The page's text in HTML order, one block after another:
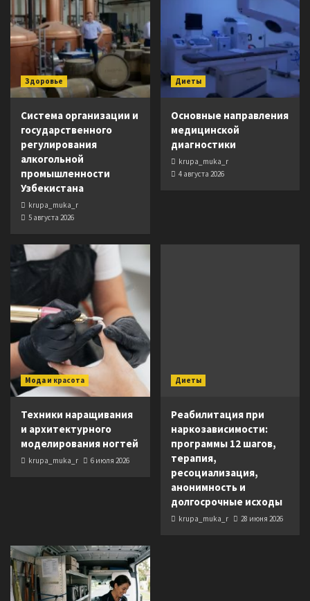
Здоровье
Система организации и
государственного
регулирования
алкогольной
промышленности
Узбекистана
krupa_muka_r
5 августа 2026
Диеты
Основные направления
медицинской
диагностики
krupa_muka_r
4 августа 2026
Мода и красота
Техники наращивания
и архитектурного
моделирования ногтей
krupa_muka_r 6 июля 2026
Диеты
Реабилитация при
наркозависимости:
программы 12 шагов,
терапия,
ресоциализация,
анонимность и
долгосрочные исходы
krupa_muka_r 28 июня 2026